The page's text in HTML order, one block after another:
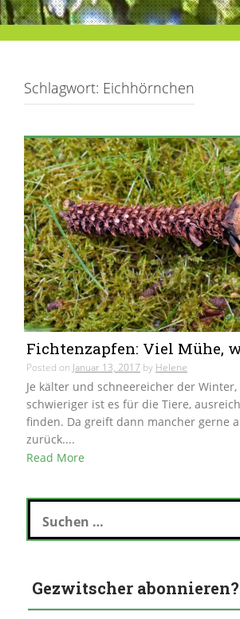
Schlagwort: Eichhörnchen
Fichtenzapfen: Viel Mühe,
Posted on Januar 13, 2017 by Helene
Je kälter und schneereicher der Winter,
schwieriger ist es für die Tiere,
finden. Da greift dann mancher gerne
zurück....
Read More
Suchen
nach:
Gezwitscher abonnieren?